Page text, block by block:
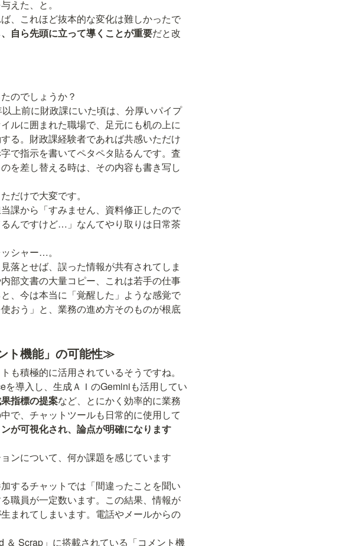
、これほど抜本的な変化は難しかったで
自ら先頭に立って導くことが重要だと改
上前に財政課にいた頃は、分厚いパイプ
ルに囲まれた職場で、足元にも机の上に
る。財政課経験者であれば共感いただけ
で指示を書いてペタペタ貼るんです。査
を差し替える時は、その内容も書き写し
課から「すみません、資料修正したので
んですけど…」なんてやり取りは日常茶
落とせば、誤った情報が共有されてしま
部文書の大量コピー、これは若手の仕事
、今は本当に「覚醒した」ような感覚で
おう」と、業務の進め方そのものが根底
ト機能」の可能性≫
導入し、生成ＡＩのGeminiも活用してい
指標の提案など、とにかく効率的に業務
で、チャットツールも日常的に使用して
が可視化され、論点が明確になります
ンについて、何か課題を感じています
するチャットでは「間違ったことを聞い
職員が一定数います。この結果、情報が
まれてしまいます。電話やメールからの
Scrap」に搭載されている「コメント機